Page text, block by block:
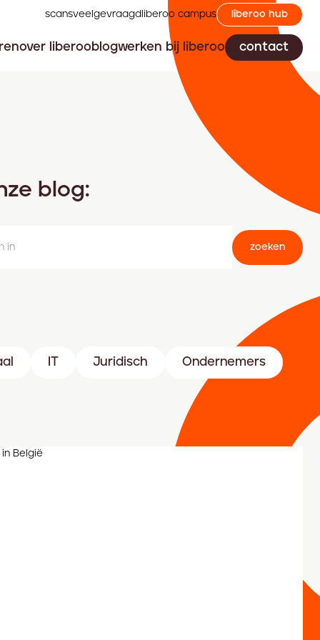
scansveelgevraagd liberoo campus liberoo hub
over liberoo blogwerken bij liberoo contact
blog:
zoeken
IT Juridisch Ondernemers